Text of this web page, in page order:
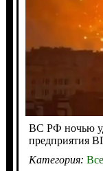
ВС РФ ночью
предприятия
Категория: Все